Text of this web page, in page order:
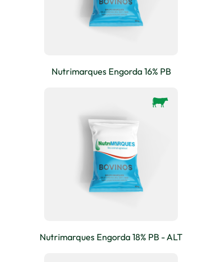
Nutrimarques Engorda 16% PB
Nutrimarques Engorda 18% PB - ALT